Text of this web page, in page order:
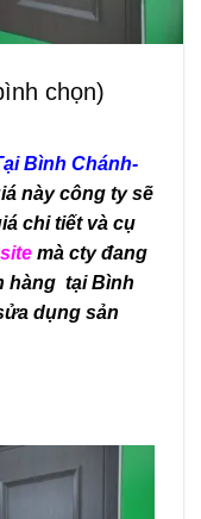
chọn)
Bình Chánh-
này công ty sẽ
chi tiết và cụ
mà cty đang
hàng tại Bình
dụng sản